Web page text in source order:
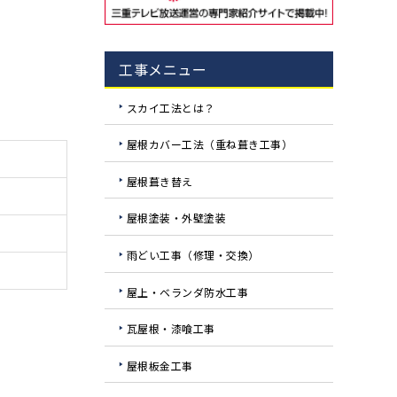
工事メニュー
スカイ工法とは？
屋根カバー工法（重ね葺き工事）
屋根葺き替え
屋根塗装・外壁塗装
雨どい工事（修理・交換）
屋上・ベランダ防水工事
瓦屋根・漆喰工事
屋根板金工事